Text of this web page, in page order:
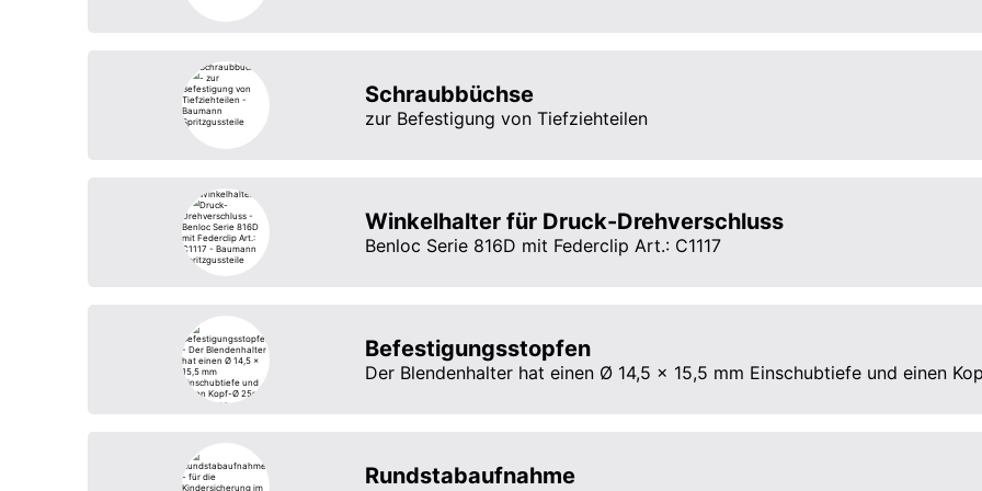
Schraubbüchse
zur Befestigung von Tiefziehteilen
Winkelhalter für Druck-Drehverschluss
Benloc Serie 816D mit Federclip Art.: C1117
Befestigungsstopfen
Der Blendenhalter hat einen Ø 14,5 x 15,5 mm Einschubtiefe und einen
Rundstabaufnahme